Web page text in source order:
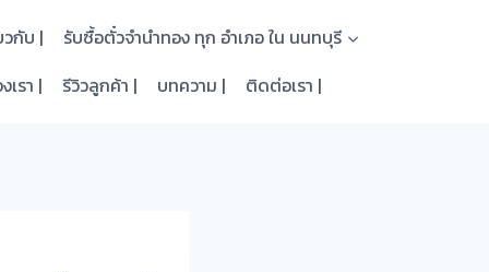
วกับ |
รับซื้อตั๋วจำนำทอง ทุก อำเภอ ใน นนทบุรี
เรา |
รีวิวลูกค้า | บทความ | ติดต่อเรา |